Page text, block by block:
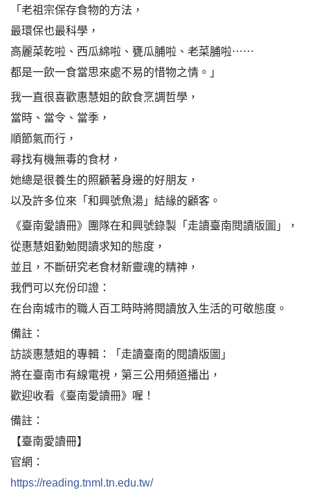
「老祖宗保存食物的方法，
最環保也最科學，
高麗菜乾啦、西瓜綿啦、甕瓜脯啦、老菜脯啦⋯⋯
都是一飲一食當思來處不易的惜物之情。」
我一直很喜歡惠慧姐的飲食烹調哲學，
當時、當令、當季，
順節氣而行，
尋找有機無毒的食材，
她總是很養生的照顧著身邊的好朋友，
以及許多位來「和興號魚湯」結緣的顧客。
《臺南愛讀冊》團隊在和興號錄製「走讀臺南閱讀版圖」，
從惠慧姐勤勉閱讀求知的態度，
並且，不斷研究老食材新靈魂的精神，
我們可以充份印證：
在台南城市的職人百工時時將閱讀放入生活的可敬態度。
備註：
訪談惠慧姐的專輯：「走讀臺南的閱讀版圖」
將在臺南市有線電視，第三公用頻道播出，
歡迎收看《臺南愛讀冊》喔！
備註：
【臺南愛讀冊】
官網：
https://reading.tnml.tn.edu.tw/